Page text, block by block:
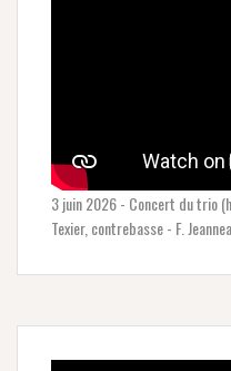
3 juin 2026 - Concert du trio
Texier, contrebasse - F.